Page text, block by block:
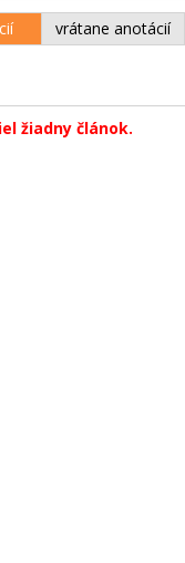
vrátane anotácií
žiadny článok.